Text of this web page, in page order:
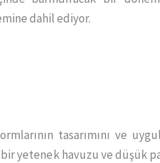
dahil ediyor.
tasarımını ve
bir yetenek havuzu ve